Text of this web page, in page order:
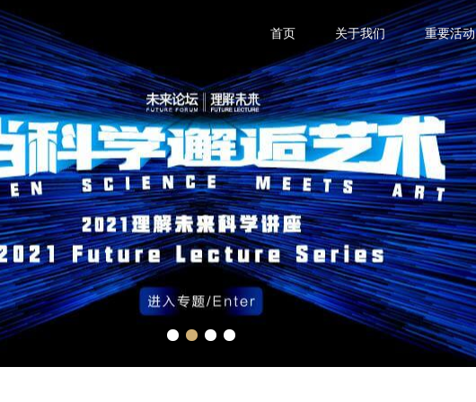
首页 关于我们 重要活动